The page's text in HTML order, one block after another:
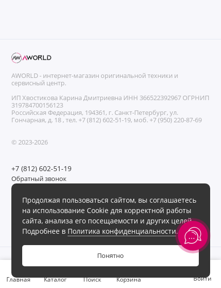
Главная Каталог Поиск Корзина
0
Войти
Продолжая пользоваться сайтом, вы соглашаетесь
на использование Cookie для корректной работы
сайта, анализа его посещаемости и других целей.
Подробнее в Политика конфиденциальности.
Понятно
AWORLD - интернет-магазин оригинальной техники и
сервисный центр.
ИП Хвостикова Карина Дмитриевна ИНН 366522392967 ОГРНИП
319784700156123
Российская Федерация, 194361, г. Санкт-Петербург, ул.
Гончарная, д. 18 , тел. +7 (812) 602-51-19, моб. +7 (950) 220-87-69
© 2023-2026
+7 (812) 602-51-19
Обратный звонок
Мы в сети